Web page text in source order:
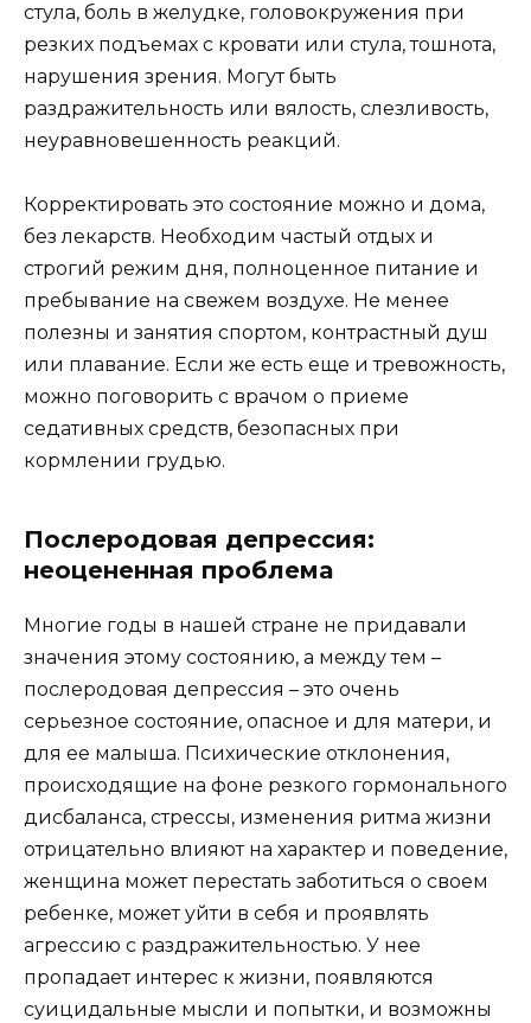
стула, боль в желудке, головокружения при
резких подъемах с кровати или стула, тошнота,
нарушения зрения. Могут быть
раздражительность или вялость, слезливость,
неуравновешенность реакций.
Корректировать это состояние можно и дома,
без лекарств. Необходим частый отдых и
строгий режим дня, полноценное питание и
пребывание на свежем воздухе. Не менее
полезны и занятия спортом, контрастный душ
или плавание. Если же есть еще и тревожность,
можно поговорить с врачом о приеме
седативных средств, безопасных при
кормлении грудью.
Послеродовая депрессия:
неоцененная проблема
Многие годы в нашей стране не придавали
значения этому состоянию, а между тем –
послеродовая депрессия – это очень
серьезное состояние, опасное и для матери, и
для ее малыша. Психические отклонения,
происходящие на фоне резкого гормонального
дисбаланса, стрессы, изменения ритма жизни
отрицательно влияют на характер и поведение,
женщина может перестать заботиться о своем
ребенке, может уйти в себя и проявлять
агрессию с раздражительностью. У нее
пропадает интерес к жизни, появляются
суицидальные мысли и попытки, и возможны